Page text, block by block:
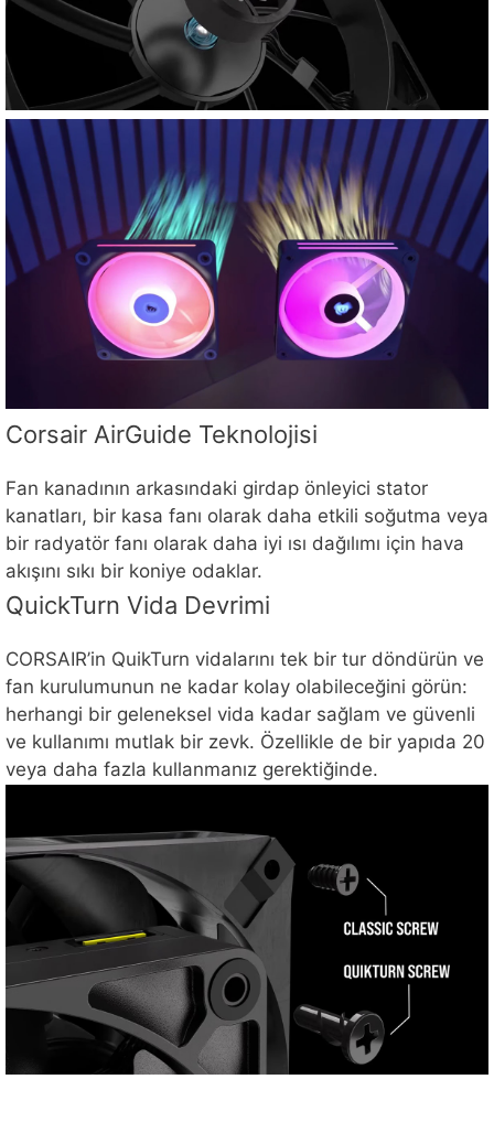
Corsair AirGuide Teknolojisi
Fan kanadının arkasındaki girdap önleyici stator
kanatları, bir kasa fanı olarak daha etkili soğutma veya
bir radyatör fanı olarak daha iyi ısı dağılımı için hava
akışını sıkı bir koniye odaklar.
QuickTurn Vida Devrimi
CORSAIR’in QuikTurn vidalarını tek bir tur döndürün ve
fan kurulumunun ne kadar kolay olabileceğini görün:
herhangi bir geleneksel vida kadar sağlam ve güvenli
ve kullanımı mutlak bir zevk. Özellikle de bir yapıda 20
veya daha fazla kullanmanız gerektiğinde.